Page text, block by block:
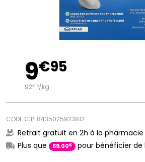
9€95
92€13/kg
CODE CIP: 8435025923812
Retrait gratuit en 2h à la pharmacie
Plus que
69,00€ pour bénéficier de